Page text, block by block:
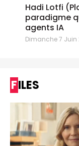
Hadi Lotfi
paradigme
agents IA
Dimanche 7 Juin
FILES